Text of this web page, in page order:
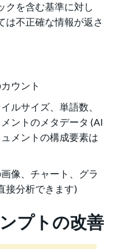
クを含む基準に対し
は不正確な情報が返さ
ウント
ルサイズ、単語数、
ントのメタデータ (AI
メントの構成要素は
像、チャート、グラ
接分析できます)
プトの改善